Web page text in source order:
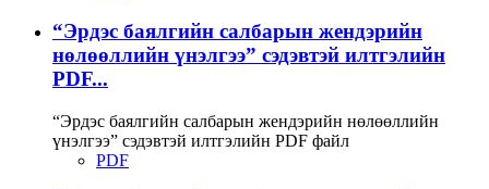
“Эрдэс баялгийн салбарын жендэрийн
нөлөөллийн үнэлгээ” сэдэвтэй илтгэлийн
PDF...
“Эрдэс баялгийн салбарын жендэрийн нөлөөллийн
үнэлгээ” сэдэвтэй илтгэлийн PDF файл
PDF